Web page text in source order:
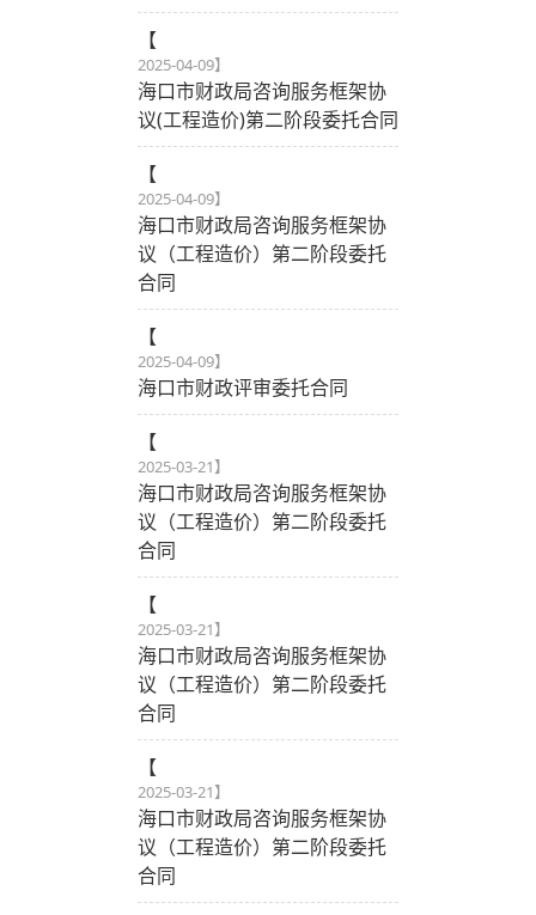
【
2025-04-09】
海口市财政局咨询服务框架协
议(工程造价)第二阶段委托合同
【
2025-04-09】
海口市财政局咨询服务框架协
议（工程造价）第二阶段委托
合同
【
2025-04-09】
海口市财政评审委托合同
【
2025-03-21】
海口市财政局咨询服务框架协
议（工程造价）第二阶段委托
合同
【
2025-03-21】
海口市财政局咨询服务框架协
议（工程造价）第二阶段委托
合同
【
2025-03-21】
海口市财政局咨询服务框架协
议（工程造价）第二阶段委托
合同